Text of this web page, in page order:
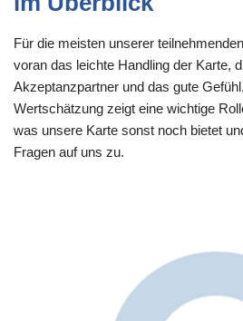
Für die meisten unserer
voran das leichte Handling der Karte,
Akzeptanzpartner und das gute
Wertschätzung zeigt eine wichtige
was unsere Karte sonst noch bietet
Fragen auf uns zu.